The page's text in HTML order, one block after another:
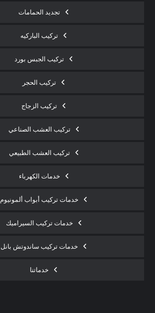
تجديد الحمامات
تركيب الباركيه
تركيب الجبس بورد
تركيب الحجر
تركيب الزجاج
تركيب العشب الصناعي
تركيب العشب الطبيعي
خدمات الكهرباء
خدمات تركيب أبواب ألمونيوم
خدمات تركيب السيراميك
خدمات تركيب ساندوتش بانل
خدماتنا